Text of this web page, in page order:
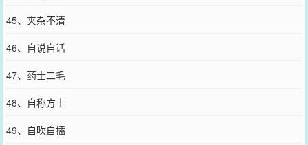
45、夹杂不清
46、自说自话
47、药士二毛
48、自称方士
49、自吹自擂